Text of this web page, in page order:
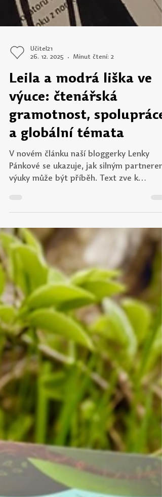
Učitel21
Leila a modrá liška ve
výuce: čtenářská
V novém článku naší bloggerky Lenky
Pánkové se ukazuje, jak silným partnerem
výuky může být příběh. Text zve k
zamyšlení nad tím, jak literatura otevírá
cestu k porozumění složitým tématům,
podporuje spolupráci a pomáhá dětem i
učitelům hledat souvislosti mezi světem
kolem nás a vlastní zkušeností. Lekce
a modrá liška zve učitele i žáky do světa
příběhu o putování polární lišky Miso a o
lidech, kteří ji sledují v proměňující se
arktické krajině. Nejde přitom jen o